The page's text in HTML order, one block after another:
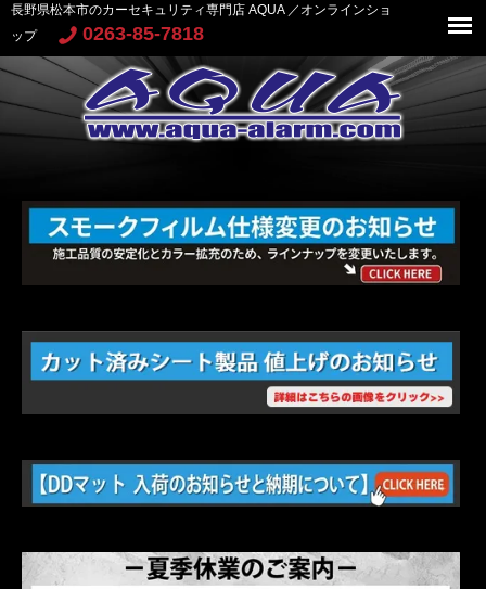
長野県松本市のカーセキュリティ専門店 AQUA ／オンラインショ
ップ
0263-85-7818